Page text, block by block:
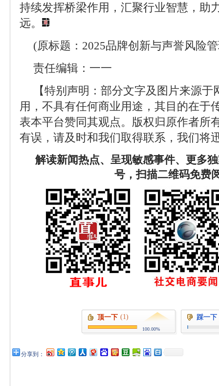
持续发挥桥梁作用，汇聚行业智慧，助
远。
(原标题：2025品牌创新与声誉风险
责任编辑：一一
【特别声明：部分文字及图片来源
用，不具有任何商业用途，其目的在于
表本平台赞同其观点。版权归原作者所
有误，请及时和我们取得联系，我们将
解读新闻热点、呈现敏感事件、更多
号，扫描二维码免费
顶一下 (1)
100.00%
踩一下
分享到：